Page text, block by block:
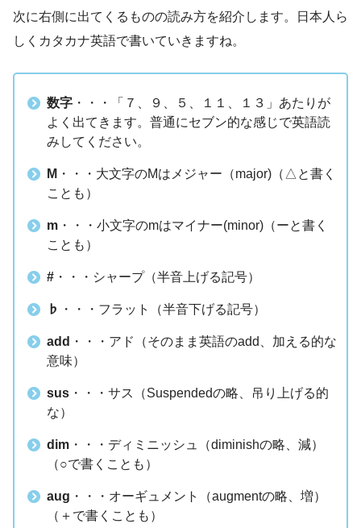
次に右側に出てくるものの読み方を紹介します。日本人ら
しくカタカナ英語で書いていきますね。
数字 ・・・「７、９、５、１１、１３」あたりが
よく出てきます。普通にセブン的な感じで英語読
みしてください。
M ・・・大文字のMはメジャー（major)（△と書く
ことも）
m ・・・小文字のmはマイナー(minor)（ーと書く
ことも）
# ・・・シャープ（半音上げる記号）
♭ ・・・フラット（半音下げる記号）
add ・・・アド（そのまま英語のadd、加える的な
意味）
sus ・・・サス（Suspendedの略、吊り上げる的
な）
dim ・・・ディミニッシュ（diminishの略、減）
（○で書くことも）
aug ・・・オーギュメント（augmentの略、増）
（＋で書くことも）